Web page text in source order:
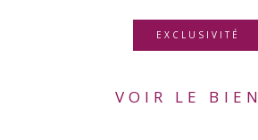
EXCLUSIVITÉ
VOIR LE BIEN